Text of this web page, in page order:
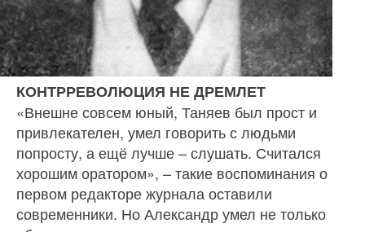
КОНТРРЕВОЛЮЦИЯ НЕ ДРЕМЛЕТ
«Внешне совсем юный, Таняев был прост и
при­влекателен, умел говорить с людьми
попросту, а ещё лучше – слушать. Считался
хорошим орато­ром», – такие воспоминания о
первом редакторе журнала оставили
современники. Но Александр умел не только